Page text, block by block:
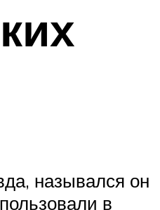
назывался он
в